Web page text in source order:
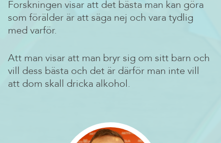
Forskningen visar att det bästa man kan göra
som förälder är att säga nej och vara tydlig
med varför.
Att man visar att man bryr sig om sitt barn och
vill dess bästa och det är därför man inte vill
att dom skall dricka alkohol.